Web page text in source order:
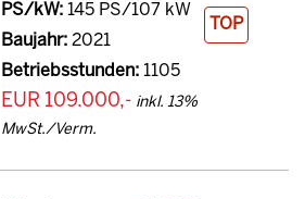
PS/kW:145 PS/107 kW
Baujahr:2021
Betriebsstunden:1105
TOP
EUR 109.000,- inkl. 13%
MwSt./Verm.